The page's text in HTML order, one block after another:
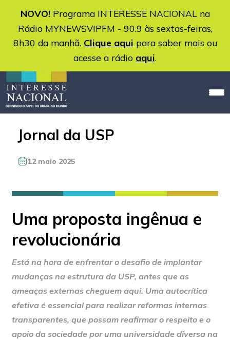
NOVO!Programa INTERESSE NACIONAL na
Rádio MYNEWSVIPFM - 90.9 às sextas-feiras,
8h30 da manhã. Clique aqui para saber mais ou
acesse a rádio aqui.
Jornal da USP
12 maio 2025
Uma proposta ingênua e
revolucionária
Está na hora de enfrentar o desafio de implantar
mudanças na estrutura da USP, antes que as
ameaças externas cheguem aqui. Uma autocrítica
efetiva é essencial para realizar reformas internas
transparentes, que possam reafirmar o respeito e o
apoio da sociedade por uma universidade diversa na